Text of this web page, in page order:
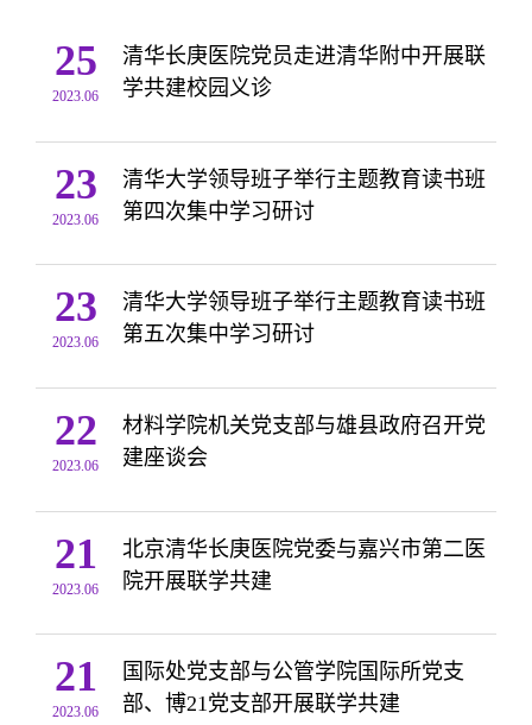
25
2023.06
清华长庚医院党员走进清华附中开展联
学共建校园义诊
23
2023.06
清华大学领导班子举行主题教育读书班
第四次集中学习研讨
23
2023.06
清华大学领导班子举行主题教育读书班
第五次集中学习研讨
22
2023.06
材料学院机关党支部与雄县政府召开党
建座谈会
21
2023.06
北京清华长庚医院党委与嘉兴市第二医
院开展联学共建
21
2023.06
国际处党支部与公管学院国际所党支
部、博21党支部开展联学共建